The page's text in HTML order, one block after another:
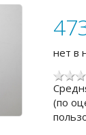
нет в
(по